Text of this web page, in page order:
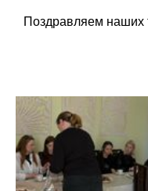
Поздравляем наших